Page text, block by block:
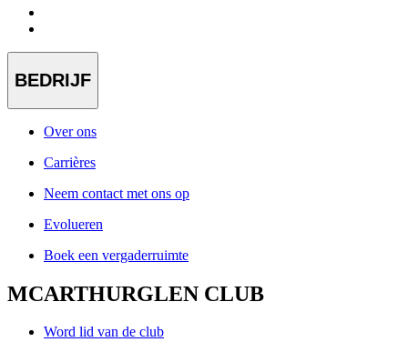
BEDRIJF
Over ons
Carrières
Neem contact met ons op
Evolueren
Boek een vergaderruimte
MCARTHURGLEN CLUB
Word lid van de club